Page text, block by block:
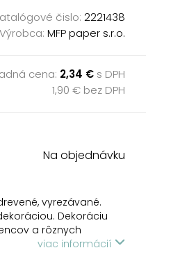
čislo: 2221438
Výrobca: MFP paper s.r.o.
cena: 2,34 € s DPH
1,90 € bez DPH
Na objednávku
vyrezávané.
Dekoráciu
a rôznych
viac informácií